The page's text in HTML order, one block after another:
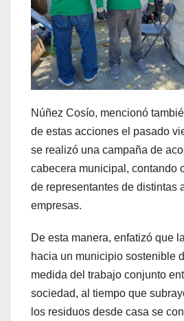
Núñez Cosío, mencionó
de estas acciones el pasado
se realizó una campaña de
cabecera municipal, contando
de representantes de distintas
empresas.
De esta manera, enfatizó que
hacia un municipio sostenible
medida del trabajo conjunto
sociedad, al tiempo que
los residuos desde casa se